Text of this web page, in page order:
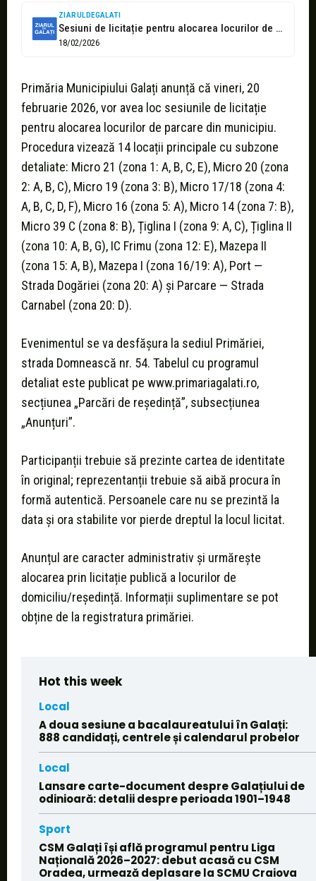
ZIARULDEGALATI
Sesiuni de licitație pentru alocarea locurilor de parcare din mai multe zone...
18/02/2026
Primăria Municipiului Galați anunță că vineri, 20
februarie 2026, vor avea loc sesiunile de licitație
pentru alocarea locurilor de parcare din municipiu.
Procedura vizează 14 locații principale cu subzone
detaliate: Micro 21 (zona 1: A, B, C, E), Micro 20 (zona
2: A, B, C), Micro 19 (zona 3: B), Micro 17/18 (zona 4:
A, B, C, D, F), Micro 16 (zona 5: A), Micro 14 (zona 7: B),
Micro 39 C (zona 8: B), Țiglina I (zona 9: A, C), Țiglina II
(zona 10: A, B, G), IC Frimu (zona 12: E), Mazepa II
(zona 15: A, B), Mazepa I (zona 16/19: A), Port —
Strada Dogăriei (zona 20: A) și Parcare — Strada
Carnabel (zona 20: D).
Evenimentul se va desfășura la sediul Primăriei,
strada Domnească nr. 54. Tabelul cu programul
detaliat este publicat pe www.primariagalati.ro,
secțiunea „Parcări de reședință”, subsecțiunea
„Anunțuri”.
Participanții trebuie să prezinte cartea de identitate
în original; reprezentanții trebuie să aibă procura în
formă autentică. Persoanele care nu se prezintă la
data și ora stabilite vor pierde dreptul la locul licitat.
Anunțul are caracter administrativ și urmărește
alocarea prin licitație publică a locurilor de
domiciliu/reședință. Informații suplimentare se pot
obține de la registratura primăriei.
Hot this week
Local
A doua sesiune a bacalaureatului în Galați:
888 candidați, centrele și calendarul probelor
Local
Lansare carte-document despre Galațiului de
odinioară: detalii despre perioada 1901–1948
Sport
CSM Galați își află programul pentru Liga
Națională 2026–2027: debut acasă cu CSM
Oradea, urmează deplasare la SCMU Craiova